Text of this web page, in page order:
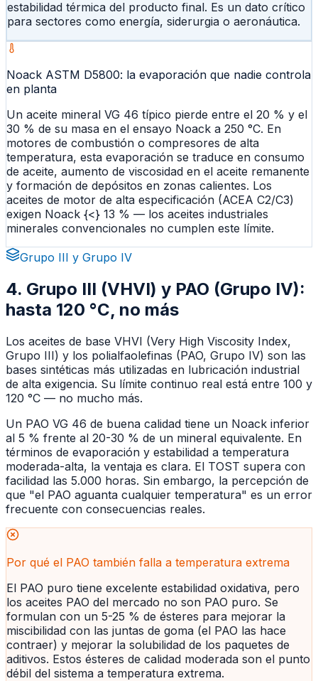
estabilidad térmica del producto final. Es un dato crítico
para sectores como energía, siderurgia o aeronáutica.
Noack ASTM D5800: la evaporación que nadie controla
en planta
Un aceite mineral VG 46 típico pierde entre el 20 % y el
30 % de su masa en el ensayo Noack a 250 °C. En
motores de combustión o compresores de alta
temperatura, esta evaporación se traduce en consumo
de aceite, aumento de viscosidad en el aceite remanente
y formación de depósitos en zonas calientes. Los
aceites de motor de alta especificación (ACEA C2/C3)
exigen Noack {<} 13 % — los aceites industriales
minerales convencionales no cumplen este límite.
Grupo III y Grupo IV
4. Grupo III (VHVI) y PAO (Grupo IV):
hasta 120 °C, no más
Los aceites de base VHVI (Very High Viscosity Index,
Grupo III) y los polialfaolefinas (PAO, Grupo IV) son las
bases sintéticas más utilizadas en lubricación industrial
de alta exigencia. Su límite continuo real está entre 100 y
120 °C — no mucho más.
Un PAO VG 46 de buena calidad tiene un Noack inferior
al 5 % frente al 20-30 % de un mineral equivalente. En
términos de evaporación y estabilidad a temperatura
moderada-alta, la ventaja es clara. El TOST supera con
facilidad las 5.000 horas. Sin embargo, la percepción de
que "el PAO aguanta cualquier temperatura" es un error
frecuente con consecuencias reales.
Por qué el PAO también falla a temperatura extrema
El PAO puro tiene excelente estabilidad oxidativa, pero
los aceites PAO del mercado no son PAO puro. Se
formulan con un 5-25 % de ésteres para mejorar la
miscibilidad con las juntas de goma (el PAO las hace
contraer) y mejorar la solubilidad de los paquetes de
aditivos. Estos ésteres de calidad moderada son el punto
débil del sistema a temperatura extrema.